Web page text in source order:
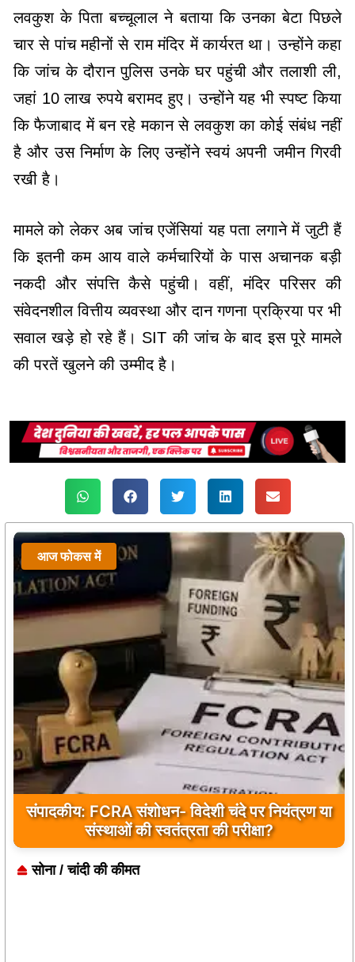
लवकुश के पिता बच्चूलाल ने बताया कि उनका बेटा पिछले
चार से पांच महीनों से राम मंदिर में कार्यरत था। उन्होंने कहा
कि जांच के दौरान पुलिस उनके घर पहुंची और तलाशी ली,
जहां 10 लाख रुपये बरामद हुए। उन्होंने यह भी स्पष्ट किया
कि फैजाबाद में बन रहे मकान से लवकुश का कोई संबंध नहीं
है और उस निर्माण के लिए उन्होंने स्वयं अपनी जमीन गिरवी
रखी है।
मामले को लेकर अब जांच एजेंसियां यह पता लगाने में जुटी हैं
कि इतनी कम आय वाले कर्मचारियों के पास अचानक बड़ी
नकदी और संपत्ति कैसे पहुंची। वहीं, मंदिर परिसर की
संवेदनशील वित्तीय व्यवस्था और दान गणना प्रक्रिया पर भी
सवाल खड़े हो रहे हैं। SIT की जांच के बाद इस पूरे मामले
की परतें खुलने की उम्मीद है।
आज फोकस में
संपादकीय: FCRA संशोधन- विदेशी चंदे पर नियंत्रण या
संस्थाओं की स्वतंत्रता की परीक्षा?
सोना / चांदी की कीमत